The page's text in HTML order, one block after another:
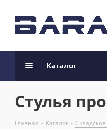
Каталог
Стулья
Главная - Каталог -